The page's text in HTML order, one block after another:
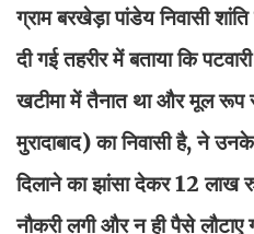
ग्राम बरखेड़ा पांडेय निवासी
दी गई तहरीर में बताया कि
खटीमा में तैनात था और मूल रूप
मुरादाबाद) का निवासी है, ने
दिलाने का झांसा देकर 12 लाख
नौकरी लगी और न ही पैसे लौटाए